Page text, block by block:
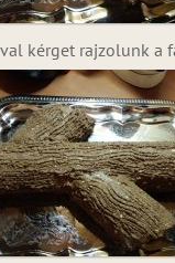
kérget rajzolunk a